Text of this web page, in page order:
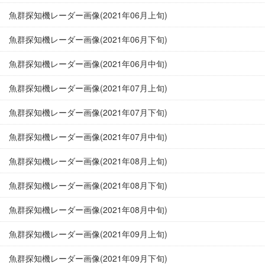
魚群探知機レーダー画像(2021年06月上旬)
魚群探知機レーダー画像(2021年06月下旬)
魚群探知機レーダー画像(2021年06月中旬)
魚群探知機レーダー画像(2021年07月上旬)
魚群探知機レーダー画像(2021年07月下旬)
魚群探知機レーダー画像(2021年07月中旬)
魚群探知機レーダー画像(2021年08月上旬)
魚群探知機レーダー画像(2021年08月下旬)
魚群探知機レーダー画像(2021年08月中旬)
魚群探知機レーダー画像(2021年09月上旬)
魚群探知機レーダー画像(2021年09月下旬)